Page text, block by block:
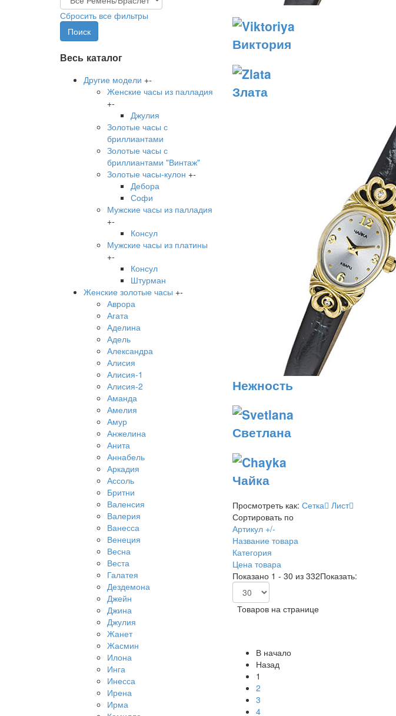
Сбросить все фильтры
Весь каталог
Другие модели +-
Женские часы из палладия
+-
Джулия
Золотые часы с
бриллиантами
Золотые часы с
бриллиантами "Винтаж"
Золотые часы-кулон +-
Дебора
Софи
Мужские часы из палладия
+-
Консул
Мужские часы из платины
+-
Консул
Штурман
Женские золотые часы +-
Аврора
Агата
Аделина
Адель
Александра
Алисия
Алисия-1
Алисия-2
Аманда
Амелия
Амур
Анжелина
Анита
Аннабель
Аркадия
Ассоль
Бритни
Валенсия
Валерия
Ванесса
Венеция
Весна
Веста
Галатея
Дездемона
Джейн
Джина
Джулия
Жанет
Жасмин
Илона
Инга
Инесса
Ирена
Ирма
Виктория
Злата
Нежность
Светлана
Чайка
Просмотреть как: Сетка
Лист
Сортировать по
Артикул +/-
Название товара
Категория
Цена товара
Показано 1 - 30 из 332Показать:
Товаров на странице
В начало
Назад
1
2
3
4